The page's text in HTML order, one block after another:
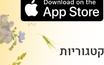
קטגוריות